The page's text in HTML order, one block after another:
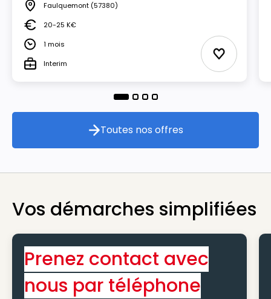
Lieu Faulquemont (57380)
Salaire20-25 K€
Durée1 mois
TypeInterim Ajouter
Toutes nos offres
Toutes nos offres
Vos démarches simplifiées
Prenez contact avec
nous par téléphone